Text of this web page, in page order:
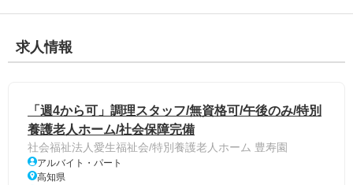
求人情報
「週4から可」調理スタッフ/無資格可/午後のみ/特別
養護老人ホーム/社会保障完備
社会福祉法人愛生福祉会/特別養護老人ホーム 豊寿園
アルバイト・パート
高知県